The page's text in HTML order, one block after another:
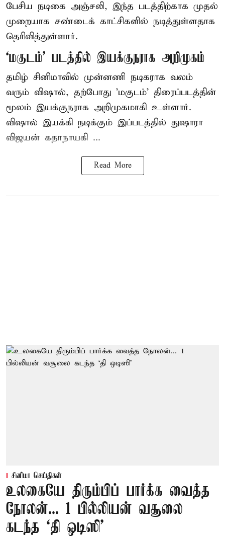
பேசிய நடிகை அஞ்சலி, இந்த படத்திற்காக முதல்
முறையாக சண்டைக் காட்சிகளில் நடித்துள்ளதாக
தெரிவித்துள்ளார்.
‘மகுடம்’ படத்தில் இயக்குநராக அறிமுகம்
தமிழ் சினிமாவில் முன்னணி நடிகராக வலம்
வரும் விஷால், தற்போது 'மகுடம்' திரைப்படத்தின்
மூலம் இயக்குநராக அறிமுகமாகி உள்ளார்.
விஷால் இயக்கி நடிக்கும் இப்படத்தில் துஷாரா
விஜயன் கதாநாயகி ...
Read More
சினிமா செய்திகள்
உலகையே திரும்பிப் பார்க்க வைத்த
நோலன்... 1 பில்லியன் வசூலை
கடந்த ‘தி ஒடிஸி’